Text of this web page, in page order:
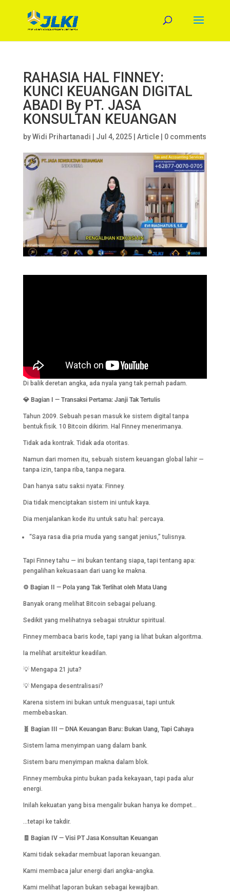
RAHASIA HAL FINNEY:
KUNCI KEUANGAN DIGITAL
ABADI By PT. JASA
KONSULTAN KEUANGAN
byWidi Prihartanadi Jul 4, 2025| Article| 0 comments
Di balik deretan angka, ada nyala yang tak pernah padam.
💎 Bagian I — Transaksi Pertama: Janji Tak Tertulis
Tahun 2009. Sebuah pesan masuk ke sistem digital tanpa
bentuk fisik. 10 Bitcoin dikirim. Hal Finney menerimanya.
Tidak ada kontrak. Tidak ada otoritas.
Namun dari momen itu, sebuah sistem keuangan global lahir —
tanpa izin, tanpa riba, tanpa negara.
Dan hanya satu saksi nyata: Finney.
Dia tidak menciptakan sistem ini untuk kaya.
Dia menjalankan kode itu untuk satu hal: percaya.
“Saya rasa dia pria muda yang sangat jenius,” tulisnya.
Tapi Finney tahu — ini bukan tentang siapa, tapi tentang apa:
pengalihan kekuasaan dari uang ke makna.
⚙️ Bagian II — Pola yang Tak Terlihat oleh Mata Uang
Banyak orang melihat Bitcoin sebagai peluang.
Sedikit yang melihatnya sebagai struktur spiritual.
Finney membaca baris kode, tapi yang ia lihat bukan algoritma.
Ia melihat arsitektur keadilan.
💡 Mengapa 21 juta?
💡 Mengapa desentralisasi?
Karena sistem ini bukan untuk menguasai, tapi untuk
membebaskan.
🧬 Bagian III — DNA Keuangan Baru: Bukan Uang, Tapi Cahaya
Sistem lama menyimpan uang dalam bank.
Sistem baru menyimpan makna dalam blok.
Finney membuka pintu bukan pada kekayaan, tapi pada alur
energi.
Inilah kekuatan yang bisa mengalir bukan hanya ke dompet…
…tetapi ke takdir.
🧾 Bagian IV — Visi PT Jasa Konsultan Keuangan
Kami tidak sekadar membuat laporan keuangan.
Kami membaca jalur energi dari angka-angka.
Kami melihat laporan bukan sebagai kewajiban.